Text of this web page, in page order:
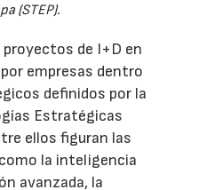
(STEP).
de I+D en
empresas dentro
definidos por la
Estratégicas
ellos figuran las
la inteligencia
avanzada, la